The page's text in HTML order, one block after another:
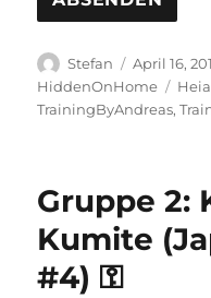
Autor
Stefan
am
April 16,
HiddenOnHome
TrainingByAndreas,
Gruppe 2:
Kumite
#4) ⚿